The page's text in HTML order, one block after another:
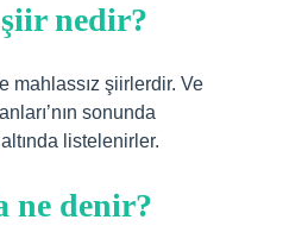
şiir nedir?
mahlassız şiirlerdir. Ve
sonunda
listelenirler.
ne denir?